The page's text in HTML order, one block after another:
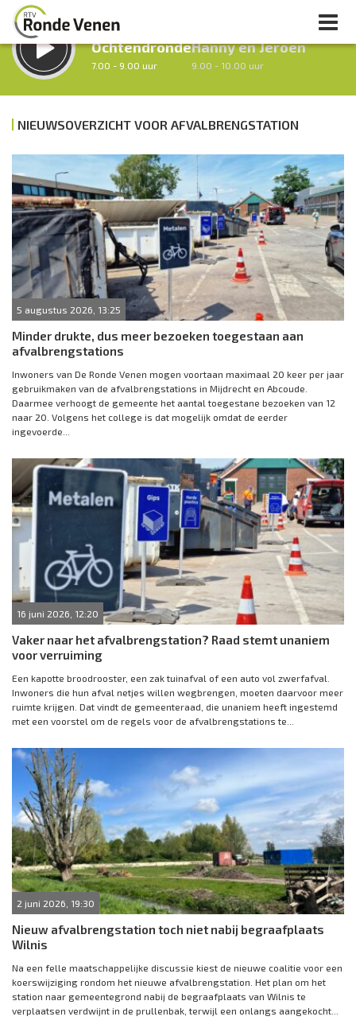
LUISTER LIVE:
Ochtendronde
7.00 - 9.00 uur
Hanny en Jeroen
9.00 - 10.00 uur
Vorig uur Volgend uur
Inklappen
NIEUWSOVERZICHT VOOR AFVALBRENGSTATION
5 augustus 2026, 13:25
Minder drukte, dus meer bezoeken toegestaan aan
afvalbrengstations
Inwoners van De Ronde Venen mogen voortaan maximaal 20 keer per jaar
gebruikmaken van de afvalbrengstations in Mijdrecht en Abcoude.
Daarmee verhoogt de gemeente het aantal toegestane bezoeken van 12
naar 20. Volgens het college is dat mogelijk omdat de eerder
ingevoerde...
16 juni 2026, 12:20
Vaker naar het afvalbrengstation? Raad stemt unaniem
voor verruiming
Een kapotte broodrooster, een zak tuinafval of een auto vol zwerfafval.
Inwoners die hun afval netjes willen wegbrengen, moeten daarvoor meer
ruimte krijgen. Dat vindt de gemeenteraad, die unaniem heeft ingestemd
met een voorstel om de regels voor de afvalbrengstations te...
2 juni 2026, 19:30
Nieuw afvalbrengstation toch niet nabij begraafplaats
Wilnis
Na een felle maatschappelijke discussie kiest de nieuwe coalitie voor een
koerswijziging rondom het nieuwe afvalbrengstation. Het plan om het
station naar gemeentegrond nabij de begraafplaats van Wilnis te
verplaatsen verdwijnt in de prullenbak, terwijl een onlangs aangekocht...